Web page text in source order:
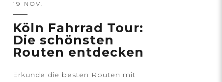
19 NOV.
Köln Fahrrad Tour:
Die schönsten
Routen entdecken
Erkunde die besten Routen mit